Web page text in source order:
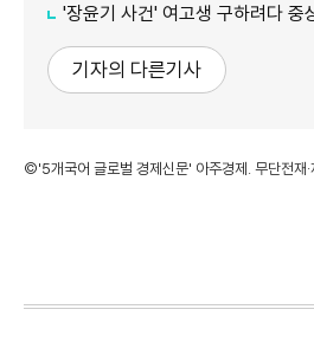
'장윤기 사건' 여고생 구하려다 중상
기자의 다른기사
©'5개국어 글로벌 경제신문' 아주경제. 무단전재·